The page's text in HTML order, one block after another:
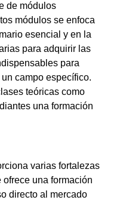
de módulos
módulos se enfoca
esencial y en la
para adquirir las
para
campo específico.
teóricas como
una formación
varias fortalezas
una formación
directo al mercado